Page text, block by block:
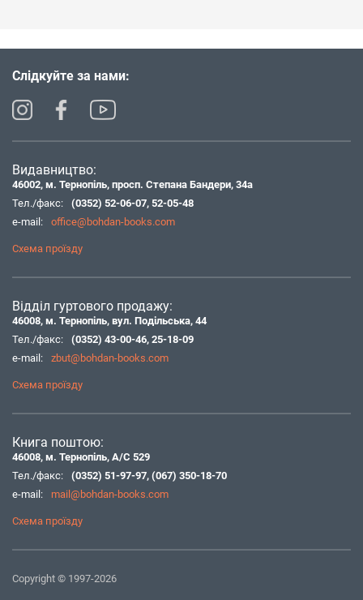
Слідкуйте за нами:
Видавництво:
46002, м. Тернопіль, просп. Степана Бандери, 34а
Тел./факс:
(0352) 52-06-07, 52-05-48
e-mail:
office@bohdan-books.com
Схема проїзду
Відділ гуртового продажу:
46008, м. Тернопіль, вул. Подільська, 44
Тел./факс:
(0352) 43-00-46, 25-18-09
e-mail:
zbut@bohdan-books.com
Схема проїзду
Книга поштою:
46008, м. Тернопіль, А/С 529
Тел./факс:
(0352) 51-97-97, (067) 350-18-70
e-mail:
mail@bohdan-books.com
Схема проїзду
Copyright © 1997-2026